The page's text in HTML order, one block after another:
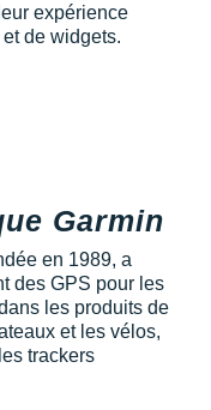
expérience
de widgets.
Garmin
en 1989, a
des GPS pour les
les produits de
et les vélos,
trackers